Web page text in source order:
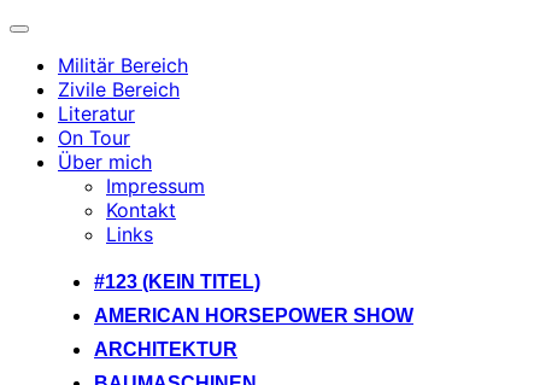
Navigation
umschalten
Militär Bereich
Zivile Bereich
Literatur
On Tour
Über mich
Impressum
Kontakt
Links
springen
#123 (KEIN TITEL)
AMERICAN HORSEPOWER SHOW
ARCHITEKTUR